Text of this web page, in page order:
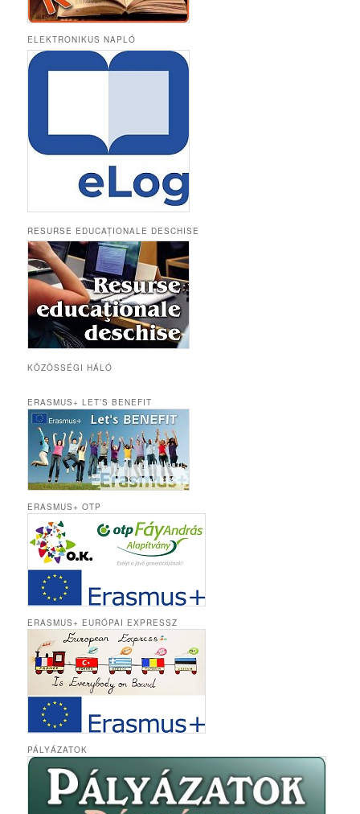
ELEKTRONIKUS NAPLÓ
RESURSE EDUCAȚIONALE DESCHISE
KÖZÖSSÉGI HÁLÓ
ERASMUS+ LET’S BENEFIT
ERASMUS+ OTP
ERASMUS+ EURÓPAI EXPRESSZ
PÁLYÁZATOK